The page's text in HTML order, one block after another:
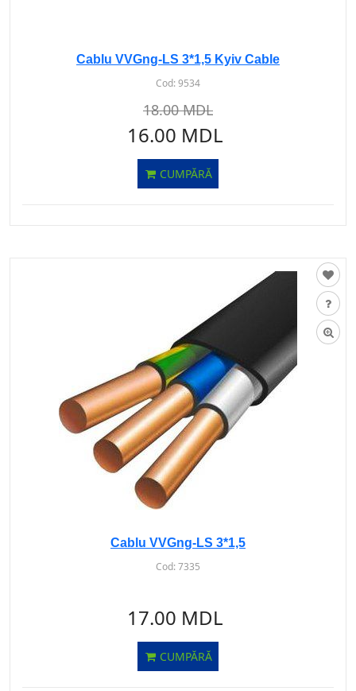
Cablu VVGng-LS 3*1,5 Kyiv Cable
Cod:9534
18.00 MDL
16.00 MDL
CUMPĂRĂ
Cablu VVGng-LS 3*1,5
Cod:7335
17.00 MDL
CUMPĂRĂ